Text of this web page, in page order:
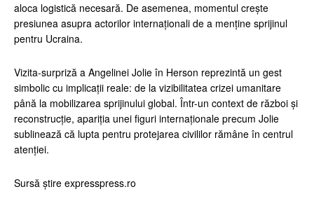
aloca logistică necesară. De asemenea, momentul creşte
presiunea asupra actorilor internaţionali de a menţine sprijinul
pentru Ucraina.
Vizita-surpriză a Angelinei Jolie în Herson reprezintă un gest
simbolic cu implicaţii reale: de la vizibilitatea crizei umanitare
până la mobilizarea sprijinului global. Într-un context de război şi
reconstrucţie, apariţia unei figuri internaţionale precum Jolie
sublinează că lupta pentru protejarea civililor rămâne în centrul
atenţiei.
Sursă știre expresspress.ro